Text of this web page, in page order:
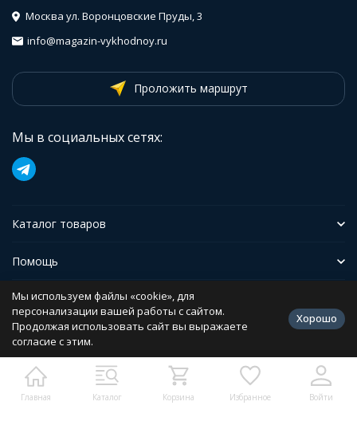
Главная Каталог Корзина Избранное Войти
Москва ул. Воронцовские Пруды, 3
info@magazin-vykhodnoy.ru
Проложить маршрут
Мы в социальных сетях:
Каталог товаров
Помощь
Иформация
Политика персональных данных
Разработано в
bodysite.ru
Мы используем файлы «cookie», для
персонализации вашей работы с сайтом.
Продолжая использовать сайт вы выражаете
согласие с этим.
Хорошо